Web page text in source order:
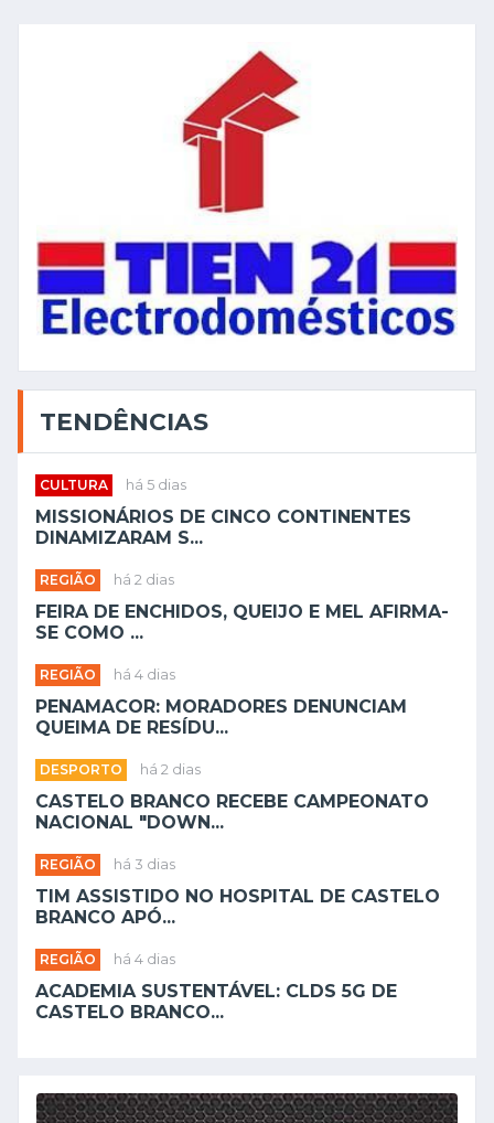
TENDÊNCIAS
CULTURA há 5 dias
MISSIONÁRIOS DE CINCO CONTINENTES
DINAMIZARAM S...
REGIÃO há 2 dias
FEIRA DE ENCHIDOS, QUEIJO E MEL AFIRMA-
SE COMO ...
REGIÃO há 4 dias
PENAMACOR: MORADORES DENUNCIAM
QUEIMA DE RESÍDU...
DESPORTO há 2 dias
CASTELO BRANCO RECEBE CAMPEONATO
NACIONAL "DOWN...
REGIÃO há 3 dias
TIM ASSISTIDO NO HOSPITAL DE CASTELO
BRANCO APÓ...
REGIÃO há 4 dias
ACADEMIA SUSTENTÁVEL: CLDS 5G DE
CASTELO BRANCO...